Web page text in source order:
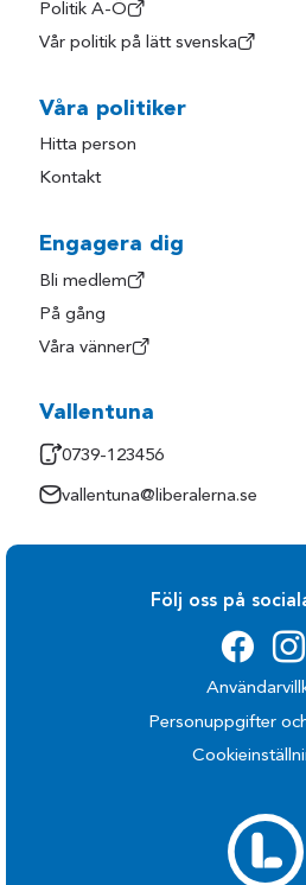
Politik A-Ö
Vår politik på lätt svenska
Våra politiker
Hitta person
Kontakt
Engagera dig
Bli medlem
På gång
Våra vänner
Vallentuna
0739-123456
vallentuna@liberalerna.se
Följ oss på
Personuppgifter